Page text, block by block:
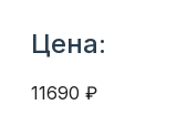
Цена:
11690 ₽